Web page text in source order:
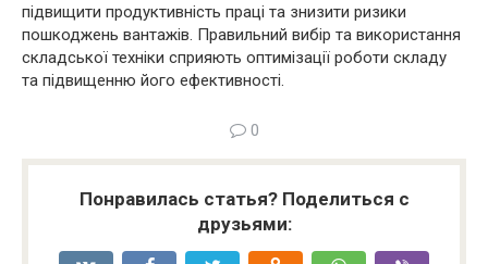
підвищити продуктивність праці та знизити ризики
пошкоджень вантажів. Правильний вибір та використання
складської техніки сприяють оптимізації роботи складу
та підвищенню його ефективності.
0
Понравилась статья? Поделиться с
друзьями: